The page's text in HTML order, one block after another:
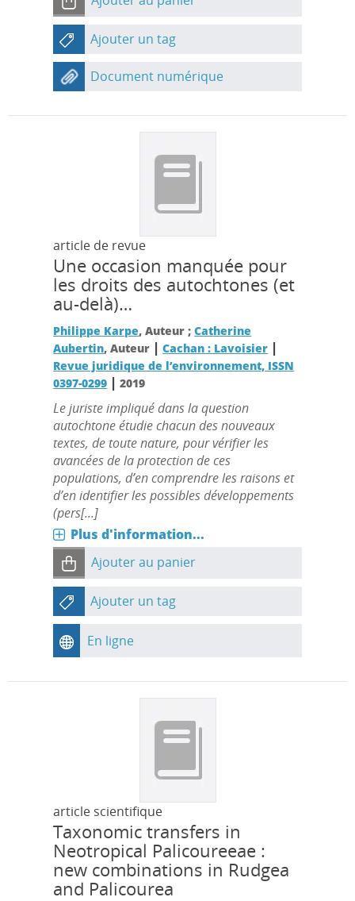
Ajouter un tag
Document numérique
article de revue
Une occasion manquée pour
les droits des autochtones (et
au-delà)…
Philippe Karpe, Auteur ;Catherine
Aubertin, Auteur |Cachan : Lavoisier |
Revue juridique de l’environnement, ISSN
0397-0299 |2019
Le juriste impliqué dans la question
autochtone étudie chacun des nouveaux
textes, de toute nature, pour vérifier les
avancées de la protection de ces
populations, d’en comprendre les raisons et
d’en identifier les possibles développements
(pers[...]
Plus d'information...
Ajouter au panier
Ajouter un tag
En ligne
article scientifique
Taxonomic transfers in
Neotropical Palicoureeae :
new combinations in Rudgea
and Palicourea